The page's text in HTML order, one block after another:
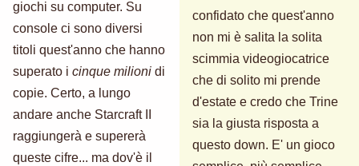
giochi su computer. Su
console ci sono diversi
titoli quest'anno che hanno
superato i cinque milioni di
copie. Certo, a lungo
andare anche Starcraft II
raggiungerà e supererà
queste cifre... ma dov'è il
confidato che quest'anno
non mi è salita la solita
scimmia videogiocatrice
che di solito mi prende
d'estate e credo che Trine
sia la giusta risposta a
questo down. E' un gioco